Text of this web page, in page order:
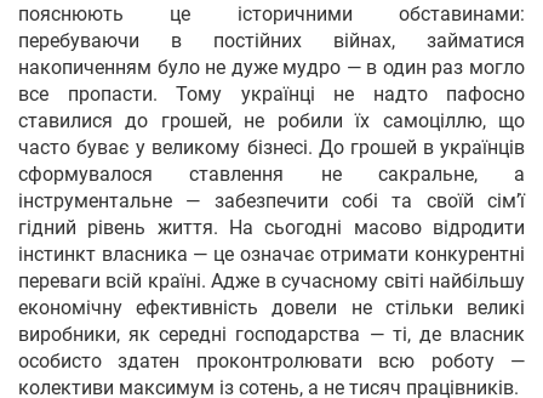
пояснюють це історичними обставинами:
перебуваючи в постійних війнах, займатися
накопиченням було не дуже мудро — в один раз могло
все пропасти. Тому українці не надто пафосно
ставилися до грошей, не робили їх самоціллю, що
часто буває у великому бізнесі. До грошей в українців
сформувалося ставлення не сакральне, а
інструментальне — забезпечити собі та своїй сім’ї
гідний рівень життя. На сьогодні масово відродити
інстинкт власника — це означає отримати конкурентні
переваги всій країні. Адже в сучасному світі найбільшу
економічну ефективність довели не стільки великі
виробники, як середні господарства — ті, де власник
особисто здатен проконтролювати всю роботу —
колективи максимум із сотень, а не тисяч працівників.